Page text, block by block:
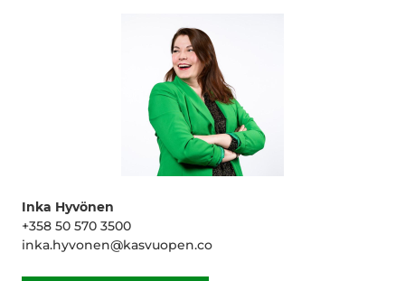
Inka Hyvönen
+358 50 570 3500
inka.hyvonen@kasvuopen.co